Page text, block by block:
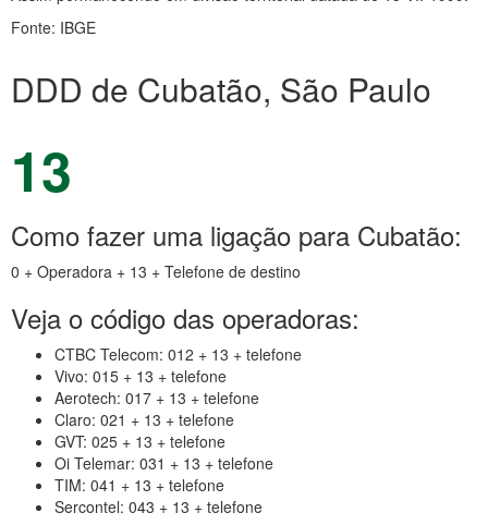
Fonte: IBGE
DDD de Cubatão, São Paulo
13
Como fazer uma ligação para Cubatão:
0 + Operadora + 13 + Telefone de destino
Veja o código das operadoras:
CTBC Telecom: 012 + 13 + telefone
Vivo: 015 + 13 + telefone
Aerotech: 017 + 13 + telefone
Claro: 021 + 13 + telefone
GVT: 025 + 13 + telefone
Oi Telemar: 031 + 13 + telefone
TIM: 041 + 13 + telefone
Sercontel: 043 + 13 + telefone